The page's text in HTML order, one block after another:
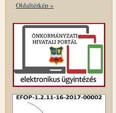
Oldaltérkép »